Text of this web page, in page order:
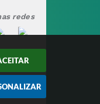
redes